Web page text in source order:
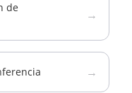
de
→
→